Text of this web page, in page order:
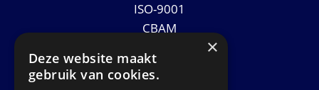
ISO-9001
CBAM
Nieuws
×
Deze website maakt
gebruik van cookies.